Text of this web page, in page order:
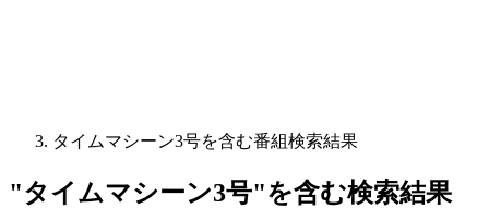
タイムマシーン3号を含む番組検索結果
"タイムマシーン3号"を含む検索結果